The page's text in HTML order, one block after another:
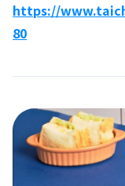
https://
80